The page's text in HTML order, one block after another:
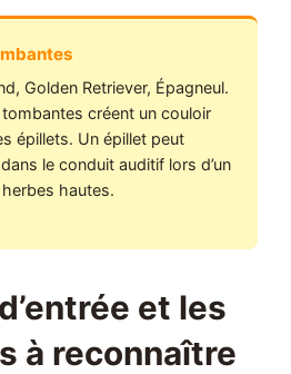
Golden Retriever, Épagneul.
créent un couloir
épillets. Un épillet peut
le conduit auditif lors d’un
hautes.
et les
à reconnaître